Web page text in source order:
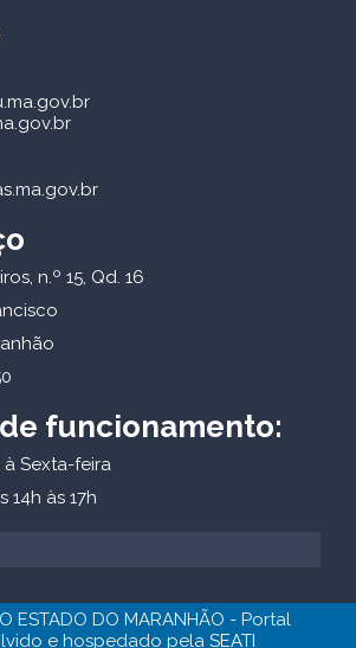
n.º 15, Qd. 16
funcionamento:
Sexta-feira
14h às 17h
ESTADO DO MARANHÃO - Portal
e hospedado pela SEATI